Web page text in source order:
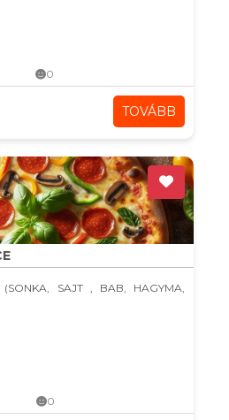
0
TOVÁBB
SAJT , BAB, HAGYMA,
0